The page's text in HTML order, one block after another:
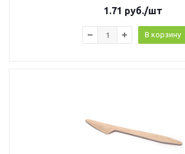
1.71 руб./шт
В корзину